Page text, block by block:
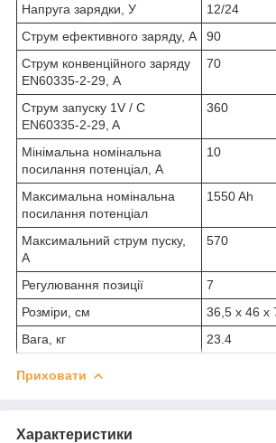
Напруга зарядки, У
12/24
Струм ефективного заряду, А
90
Струм конвенційного заряду
EN60335-2-29, А
70
Струм запуску 1V / C
EN60335-2-29, A
360
Мінімальна номінальна
посилання потенціал, А
10
Максимальна номінальна
посилання потенціал
1550 Ah
Максимальний струм пуску,
А
570
Регулювання позиції
7
Розміри, см
36,5 x 46 x
Вага, кг
23.4
Приховати
Характеристики